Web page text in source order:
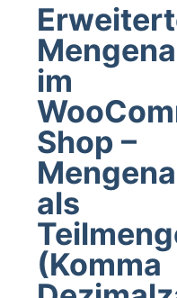
im
Shop –
als
(Komma